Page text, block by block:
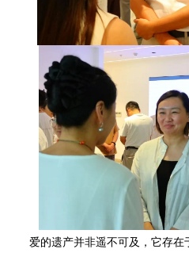
爱的遗产并非遥不可及，它存在